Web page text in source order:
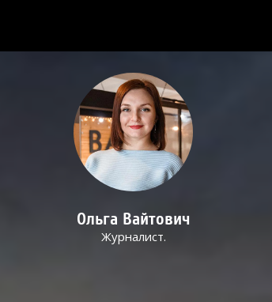
Ольга Вайтович
Журналист.